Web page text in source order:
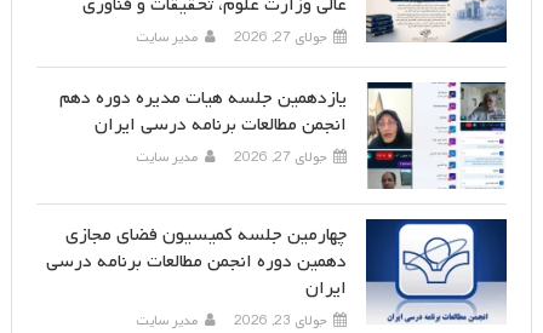
جولای 27, 2026 مدیر سایت
یازدهمین جلسه هیات مدیره دوره دهم
انجمن مطالعات برنامه درسی ایران
جولای 27, 2026 مدیر سایت
چهارمین جلسه کمیسیون فضای مجازی
دهمین دوره انجمن مطالعات برنامه درسی
ایران
جولای 23, 2026 مدیر سایت